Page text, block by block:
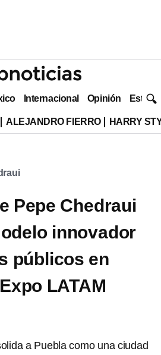
Internacional Opinión Estilo
ALEJANDRO FIERRO HARRY
Pepe Chedraui
innovador
públicos en
LATAM
a Puebla como una ciudad